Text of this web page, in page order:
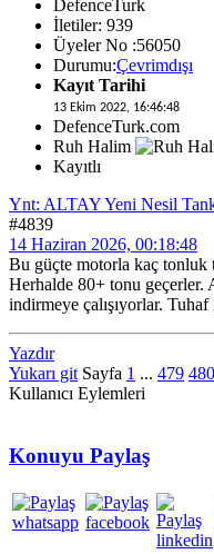
DefenceTurk
İletiler: 939
Üyeler No :56050
Durumu:Çevrimdışı
Kayıt Tarihi
13 Ekim 2022, 16:46:48
DefenceTurk.com
Ruh Halim
Kayıtlı
Ynt: ALTAY Yeni Nesil
#4839
14 Haziran 2026, 00:18:48
Bu güçte motorla kaç tonluk
Herhalde 80+ tonu
indirmeye çalışıyorlar. Tuhaf
Yazdır
Yukarı git Sayfa 1 ... 479 480
Kullanıcı Eylemleri
Konuyu Paylaş